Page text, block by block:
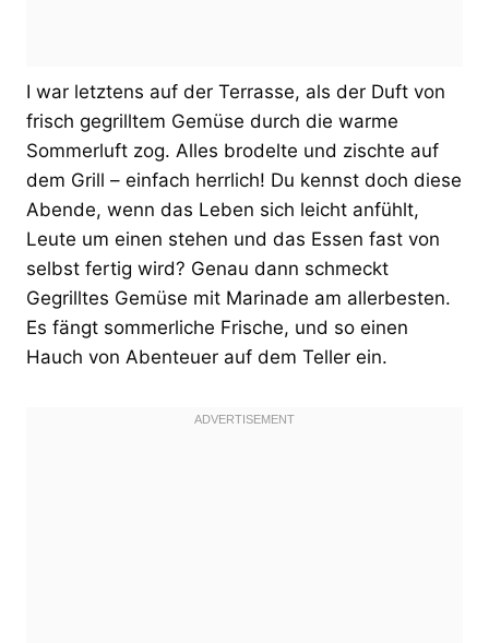
I war letztens auf der Terrasse, als der Duft von
frisch gegrilltem Gemüse durch die warme
Sommerluft zog. Alles brodelte und zischte auf
dem Grill – einfach herrlich! Du kennst doch diese
Abende, wenn das Leben sich leicht anfühlt,
Leute um einen stehen und das Essen fast von
selbst fertig wird? Genau dann schmeckt
Gegrilltes Gemüse mit Marinade am allerbesten.
Es fängt sommerliche Frische, und so einen
Hauch von Abenteuer auf dem Teller ein.